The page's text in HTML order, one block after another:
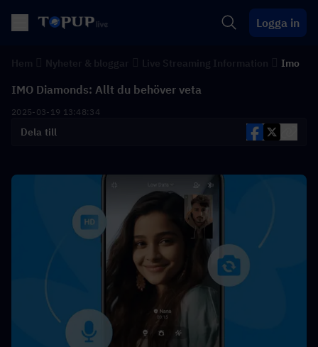
Logga in
Imo
IMO Diamonds: Allt du behöver veta
2025-03-19 13:48:34
Dela till